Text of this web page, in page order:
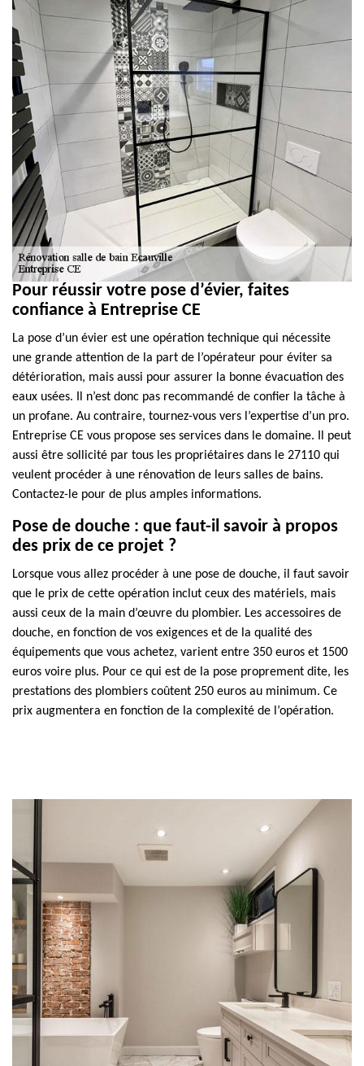
Pour réussir votre pose d’évier, faites
confiance à Entreprise CE
La pose d’un évier est une opération technique qui nécessite
une grande attention de la part de l’opérateur pour éviter sa
détérioration, mais aussi pour assurer la bonne évacuation des
eaux usées. Il n’est donc pas recommandé de confier la tâche à
un profane. Au contraire, tournez-vous vers l’expertise d’un pro.
Entreprise CE vous propose ses services dans le domaine. Il peut
aussi être sollicité par tous les propriétaires dans le 27110 qui
veulent procéder à une rénovation de leurs salles de bains.
Contactez-le pour de plus amples informations.
Pose de douche : que faut-il savoir à propos
des prix de ce projet ?
Lorsque vous allez procéder à une pose de douche, il faut savoir
que le prix de cette opération inclut ceux des matériels, mais
aussi ceux de la main d’œuvre du plombier. Les accessoires de
douche, en fonction de vos exigences et de la qualité des
équipements que vous achetez, varient entre 350 euros et 1500
euros voire plus. Pour ce qui est de la pose proprement dite, les
prestations des plombiers coûtent 250 euros au minimum. Ce
prix augmentera en fonction de la complexité de l’opération.